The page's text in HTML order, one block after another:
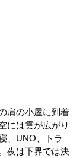
肩の小屋に到着
には雲が広がり
、UNO、トラ
夜は下界では決